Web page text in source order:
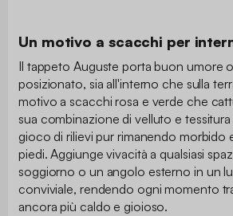
Un motivo a scacchi per
Il tappeto Auguste porta buon umore
posizionato, sia all'interno che sulla
motivo a scacchi rosa e verde che
sua combinazione di velluto e
gioco di rilievi pur rimanendo morbido
piedi. Aggiunge vivacità a qualsiasi
soggiorno o un angolo esterno in un
conviviale, rendendo ogni momento
ancora più caldo e gioioso.